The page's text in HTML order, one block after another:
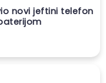
novi jeftini telefon